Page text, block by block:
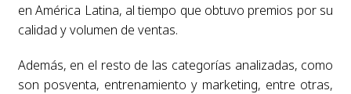
en América Latina, al tiempo que obtuvo premios por su
calidad y volumen de ventas.
Además, en el resto de las categorías analizadas, como
son posventa, entrenamiento y marketing, entre otras,